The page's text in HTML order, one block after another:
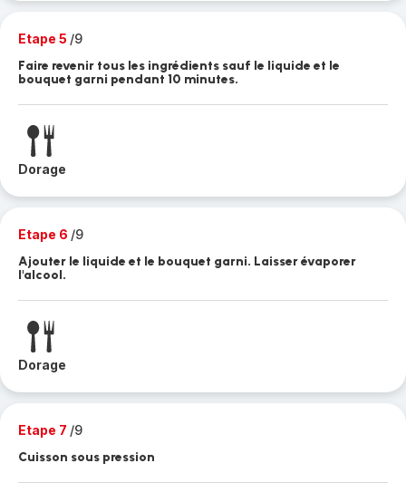
Etape 5 /9
Faire revenir tous les ingrédients sauf le liquide et le
bouquet garni pendant 10 minutes.
Dorage
Etape 6 /9
Ajouter le liquide et le bouquet garni. Laisser évaporer
l'alcool.
Dorage
Etape 7 /9
Cuisson sous pression